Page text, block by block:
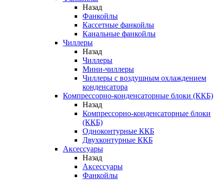
Назад
Фанкойлы
Кассетные фанкойлы
Канальные фанкойлы
Чиллеры
Назад
Чиллеры
Мини-чиллеры
Чиллеры с воздушным охлаждением
конденсатора
Компрессорно-конденсаторные блоки (ККБ)
Назад
Компрессорно-конденсаторные блоки
(ККБ)
Одноконтурные ККБ
Двухконтурные ККБ
Аксессуары
Назад
Аксессуары
Фанкойлы